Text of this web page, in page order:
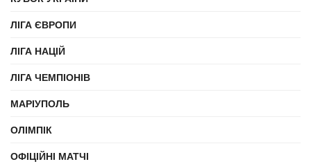
ЛІГА ЄВРОПИ
ЛІГА НАЦІЙ
ЛІГА ЧЕМПІОНІВ
МАРІУПОЛЬ
ОЛІМПІК
ОФІЦІЙНІ МАТЧІ